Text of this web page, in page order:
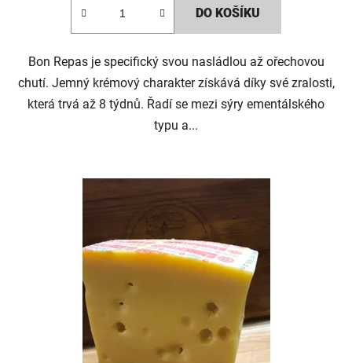
DO KOŠÍKU
Bon Repas je specifický svou nasládlou až ořechovou
chutí. Jemný krémový charakter získává díky své zralosti,
která trvá až 8 týdnů. Řadí se mezi sýry ementálského
typu a...